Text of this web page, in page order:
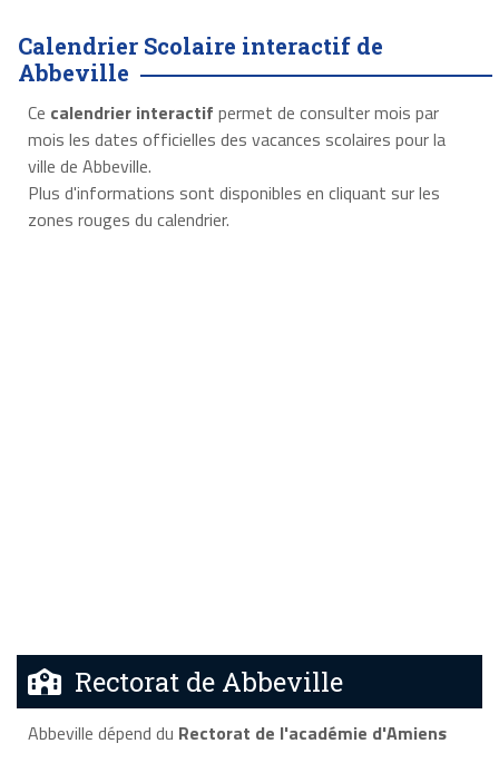
Calendrier Scolaire interactif de
Abbeville
Ce calendrier interactif permet de consulter mois par
mois les dates officielles des vacances scolaires pour la
ville de Abbeville.
Plus d'informations sont disponibles en cliquant sur les
zones rouges du calendrier.
Rectorat de Abbeville
Abbeville dépend du Rectorat de l'académie d'Amiens